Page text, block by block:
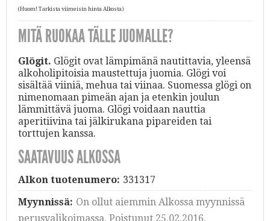
(Huom! Tarkista viimeisin hinta Alkosta)
MITÄ RUOKAA TÄLLE JUOMALLE?
Glögit. Glögit ovat lämpimänä nautittavia, yleensä
alkoholipitoisia maustettuja juomia. Glögi voi
sisältää viiniä, mehua tai viinaa. Suomessa glögi on
nimenomaan pimeän ajan ja etenkin joulun
lämmittävä juoma. Glögi voidaan nauttia
aperitiivina tai jälkirukana pipareiden tai
torttujen kanssa.
SAATAVUUS ALKOSSA
Alkon tuotenumero: 331317
Myynnissä: On ollut aiemmin Alkossa myynnissä
perusvalikoimassa. Poistunut 25.02.2016.